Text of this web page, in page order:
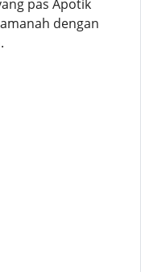
pas Apotik
dengan